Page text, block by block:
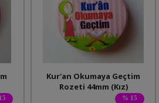
% 15
Kur'an Okumaya Geçtim
Rozeti 44mm (Kız)